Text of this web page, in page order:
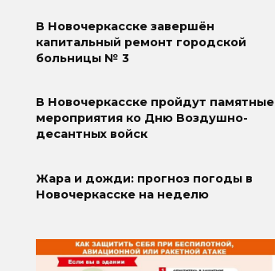
В Новочеркасске завершён
капитальный ремонт городской
больницы № 3
В Новочеркасске пройдут памятные
мероприятия ко Дню Воздушно-
десантных войск
Жара и дожди: прогноз погоды в
Новочеркасске на неделю